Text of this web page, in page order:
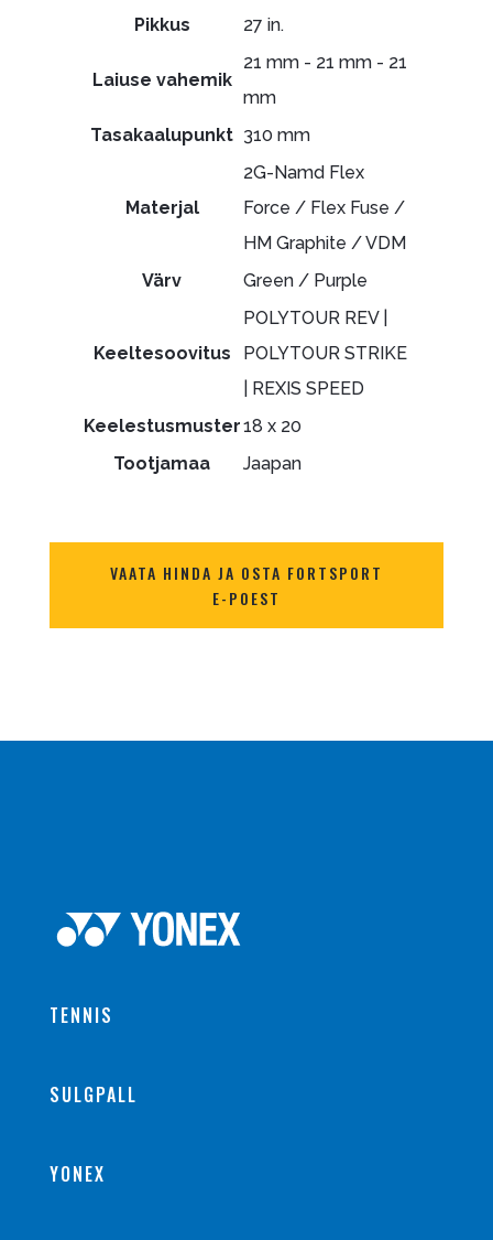
Pikkus 27 in.
Laiuse vahemik
21 mm - 21 mm - 21
mm
Tasakaalupunkt 310 mm
Materjal
2G-Namd Flex
Force / Flex Fuse /
HM Graphite / VDM
Värv
Green / Purple
Keeltesoovitus
POLYTOUR REV |
POLYTOUR STRIKE
| REXIS SPEED
Keelestusmuster18 x 20
Tootjamaa
Jaapan
VAATA HINDA JA OSTA FORTSPORT
E-POEST
TENNIS
SULGPALL
YONEX